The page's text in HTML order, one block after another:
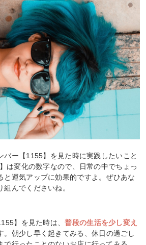
バー【1155】を見た時に実践したいこと
は変化の数字なので、日常の中でちょっ
と運気アップに効果的ですよ。ぜひあな
んでくださいね。
】を見た時は、普段の生活を少し変え
。朝少し早く起きてみる、休日の過ごし